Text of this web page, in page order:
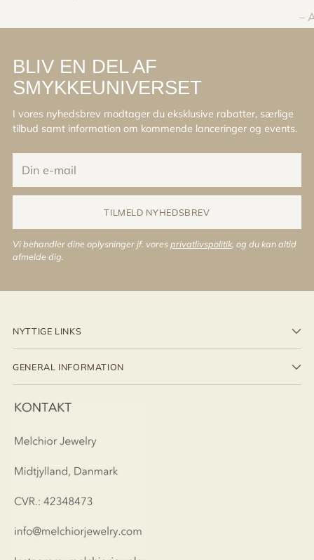
–
BLIV EN DEL AF
SMYKKEUNIVERSET
I vores nyhedsbrev modtager du eksklusive rabatter, særlige
tilbud samt information om kommende lanceringer og events.
e-
mail
TILMELD NYHEDSBREV
Vi behandler dine oplysninger jf. voresprivatlivspolitik , og du kan altid
afmelde dig.
NYTTIGE LINKS
GENERAL INFORMATION